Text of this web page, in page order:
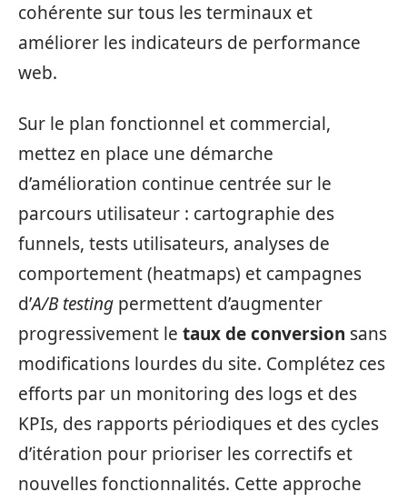
cohérente sur tous les terminaux et
améliorer les indicateurs de performance
web.
Sur le plan fonctionnel et commercial,
mettez en place une démarche
d’amélioration continue centrée sur le
parcours utilisateur : cartographie des
funnels, tests utilisateurs, analyses de
comportement (heatmaps) et campagnes
d’A/B testing permettent d’augmenter
progressivement le taux de conversion sans
modifications lourdes du site. Complétez ces
efforts par un monitoring des logs et des
KPIs, des rapports périodiques et des cycles
d’itération pour prioriser les correctifs et
nouvelles fonctionnalités. Cette approche